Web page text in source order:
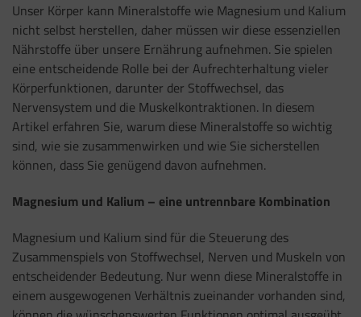
Unser Körper kann Mineralstoffe wie Magnesium und Kalium
nicht selbst herstellen, daher müssen wir diese essenziellen
Nährstoffe über unsere Ernährung aufnehmen. Sie spielen
eine entscheidende Rolle bei der Aufrechterhaltung vieler
Körperfunktionen, darunter der Stoffwechsel, das
Nervensystem und die Muskelkontraktionen. In diesem
Artikel erfahren Sie, warum diese Mineralstoffe so wichtig
sind, wie sie zusammenwirken und wie Sie sicherstellen
können, dass Sie genügend davon aufnehmen.
Magnesium und Kalium – eine untrennbare Kombination
Magnesium und Kalium sind für die Steuerung des
Zusammenspiels von Stoffwechsel, Nerven und Muskeln von
entscheidender Bedeutung. Nur wenn diese Mineralstoffe in
einem ausgewogenen Verhältnis zueinander vorhanden sind,